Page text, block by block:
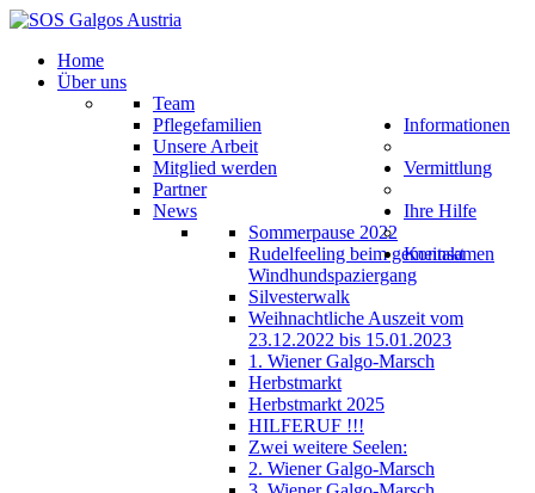
Home
Über uns
Team
Pflegefamilien
Unsere Arbeit
Mitglied werden
Partner
News
Sommerpause 2022
Rudelfeeling beim gemeinsamen
Windhundspaziergang
Silvesterwalk
Weihnachtliche Auszeit vom
23.12.2022 bis 15.01.2023
1. Wiener Galgo-Marsch
Herbstmarkt
Herbstmarkt 2025
HILFERUF !!!
Zwei weitere Seelen:
2. Wiener Galgo-Marsch
Informationen
Vermittlung
Ihre Hilfe
Kontakt